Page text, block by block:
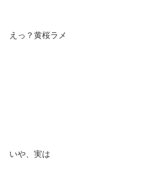
えっ？黄桜ラメ
いや、実は